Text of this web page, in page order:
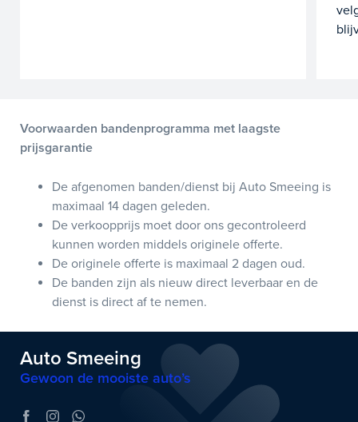
Voorwaarden bandenprogramma met laagste
prijsgarantie
De afgenomen banden/dienst bij Auto Smeeing is
maximaal 14 dagen geleden.
De verkoopprijs moet door ons gecontroleerd
kunnen worden middels originele offerte.
De originele offerte is maximaal 2 dagen oud.
De banden zijn als nieuw direct leverbaar en de
dienst is direct af te nemen.
Auto Smeeing
Gewoon de mooiste auto’s